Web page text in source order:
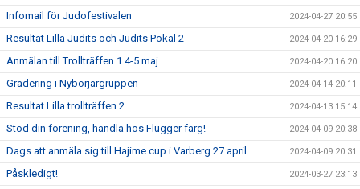
Infomail för Judofestivalen 2024-04-27 20:55
Resultat Lilla Judits och Judits Pokal 2 2024-04-20 16:29
Anmälan till Trollträffen 1 4-5 maj 2024-04-20 16:20
Gradering i Nybörjargruppen 2024-04-14 20:11
Resultat Lilla trollträffen 2 2024-04-13 15:14
Stöd din förening, handla hos Flügger färg! 2024-04-09 20:38
Dags att anmäla sig till Hajime cup i Varberg 27 april 2024-04-09 20:31
Påskledigt! 2024-03-27 23:13